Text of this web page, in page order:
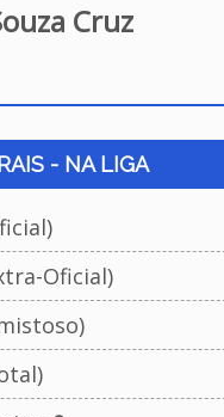
Cruz
- NA LIGA
Oficial)